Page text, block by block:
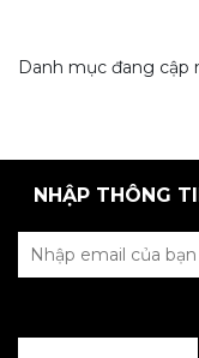
Danh mục đang cập
NHẬP THÔNG